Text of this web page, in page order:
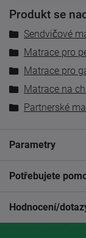
Produkt se
Sendvičové
Matrace pro
Matrace pro
Matrace na
Partnerské
Parametry
Potřebujete
Hodnocení/